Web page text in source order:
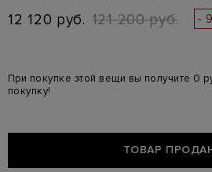
12 120 руб. 121 200 руб. -
При покупке этой вещи вы получите 0
покупку!
ТОВАР